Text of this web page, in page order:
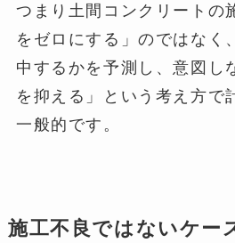
つまり土間コンクリートの
をゼロにする」のではなく
中するかを予測し、意図し
を抑える」という考え方で
一般的です。
施工不良ではないケー